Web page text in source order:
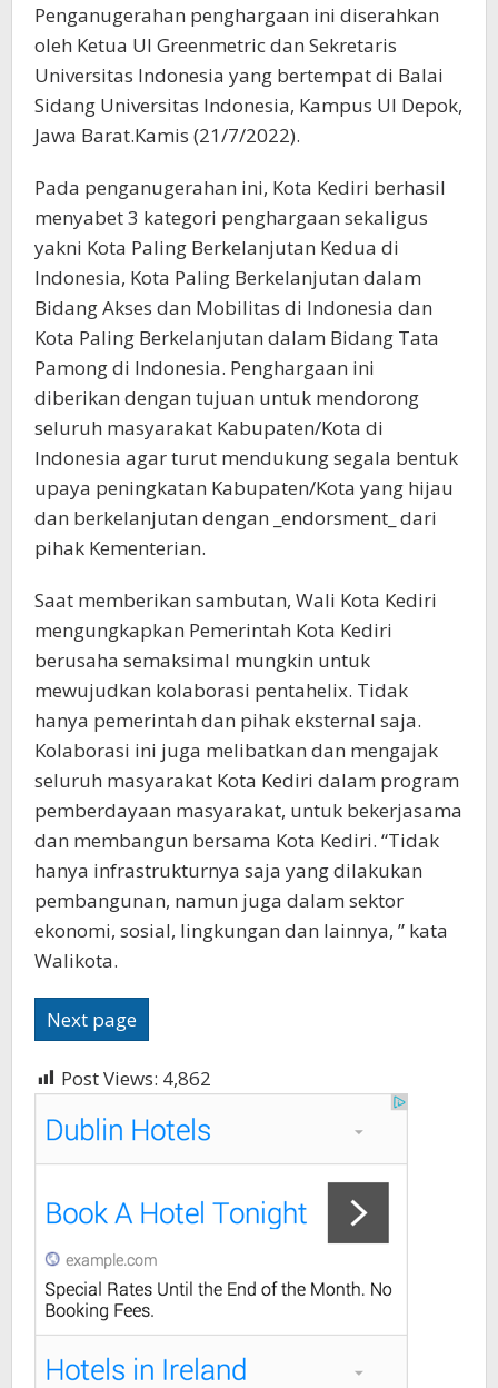
Penganugerahan penghargaan ini diserahkan
oleh Ketua UI Greenmetric dan Sekretaris
Universitas Indonesia yang bertempat di Balai
Sidang Universitas Indonesia, Kampus UI Depok,
Jawa Barat.Kamis (21/7/2022).
Pada penganugerahan ini, Kota Kediri berhasil
menyabet 3 kategori penghargaan sekaligus
yakni Kota Paling Berkelanjutan Kedua di
Indonesia, Kota Paling Berkelanjutan dalam
Bidang Akses dan Mobilitas di Indonesia dan
Kota Paling Berkelanjutan dalam Bidang Tata
Pamong di Indonesia. Penghargaan ini
diberikan dengan tujuan untuk mendorong
seluruh masyarakat Kabupaten/Kota di
Indonesia agar turut mendukung segala bentuk
upaya peningkatan Kabupaten/Kota yang hijau
dan berkelanjutan dengan _endorsment_ dari
pihak Kementerian.
Saat memberikan sambutan, Wali Kota Kediri
mengungkapkan Pemerintah Kota Kediri
berusaha semaksimal mungkin untuk
mewujudkan kolaborasi pentahelix. Tidak
hanya pemerintah dan pihak eksternal saja.
Kolaborasi ini juga melibatkan dan mengajak
seluruh masyarakat Kota Kediri dalam program
pemberdayaan masyarakat, untuk bekerjasama
dan membangun bersama Kota Kediri. “Tidak
hanya infrastrukturnya saja yang dilakukan
pembangunan, namun juga dalam sektor
ekonomi, sosial, lingkungan dan lainnya, ” kata
Walikota.
Next page
Post Views: 4,862